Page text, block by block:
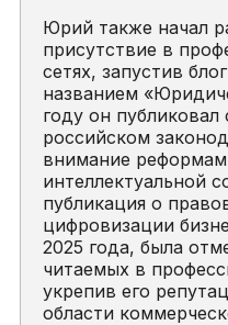
Юрий также начал
присутствие в
сетях, запустив
названием
году он
российском
внимание
интеллектуальной
публикация о
цифровизации
2025 года, была
читаемых в
укрепив его
области